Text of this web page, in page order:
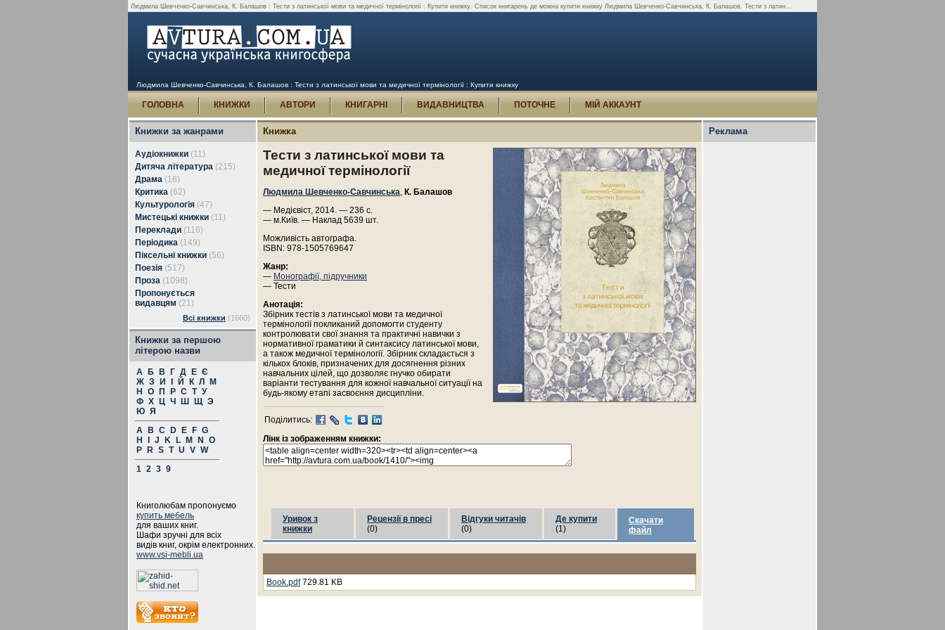
Людмила Шевченко-Савчинська, К. Балашов : Тести з латинської мови та медичної термінології : Купити книжку. Список книгарень де можна купити книжку Людмила Шевченко-Савчинська, К. Балашов. Тести з латин...
Людмила Шевченко-Савчинська, К. Балашов : Тести з латинської мови та медичної термінології : Купити книжку
ГОЛОВНА КНИЖКИ АВТОРИ КНИГАРНІ ВИДАВНИЦТВА ПОТОЧНЕ МІЙ АККАУНТ
Книжки за жанрами
Аудіокнижки (11)
Дитяча література (215)
Драма (18)
Критика (62)
Культурологія (47)
Мистецькі книжки (11)
Переклади (116)
Періодика (149)
Піксельні книжки (56)
Поезія (517)
Проза (1098)
Пропонується
видавцям (21)
Всі книжки (1660)
Книжки за першою
літерою назви
А Б В Г Д Е Є
Ж З И Й К Л
М
Н
О П Р С Т У
Ф Х Ц Ч Ш Щ Э
Ю Я
A
B C D E F G
H
J K L M N
O
P
R S T U V W
1 2 3 9
Книголюбам пропонуємо
купить мебель
для ваших книг.
Шафи зручні для всіх
видів книг, окрім електронних.
www.vsi-mebli.ua
Книжка
Тести з латинської мови та
медичної термінології
Людмила Шевченко-Савчинська, К. Балашов
— Медієвіст, 2014. — 236 с.
— м.Київ. — Наклад 5639 шт.
Можливість автографа.
ISBN: 978-1505769647
Жанр:
— Монографії, підручники
— Тести
Анотація:
Збірник тестів з латинської мови та медичної
термінології покликаний допомогти студенту
контролювати свої знання та практичні навички з
нормативної граматики й синтаксису латинської мови,
а також медичної термінології. Збірник складається з
кількох блоків, призначених для досягнення різних
навчальних цілей, що дозволяє гнучко обирати
варіанти тестування для кожної навчальної ситуації на
будь-якому етапі засвоєння дисципліни.
Поділитись:
Лінк із зображенням книжки:
Уривок з
книжки
Рецензії в пресі
(0)
Відгуки читачів
(0)
Де купити
(1)
Скачати
файл
Book.pdf729.81 KB
Реклама